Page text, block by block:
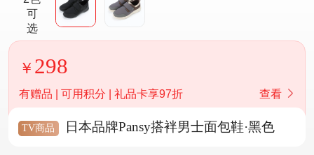
可
选
298
有赠品 | 可用积分 | 礼品卡享97折 查看
TV商品 日本品牌Pansy搭袢男士面包鞋·黑色